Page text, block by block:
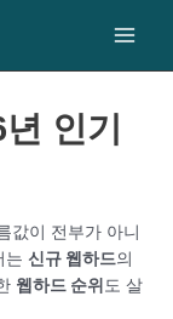
인기
값이 전부가 아니
는 신규 웹하드의
웹하드 순위 도 살